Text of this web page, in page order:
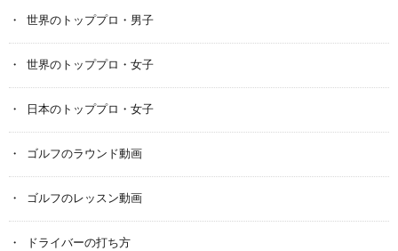
世界のトッププロ・男子
世界のトッププロ・女子
日本のトッププロ・女子
ゴルフのラウンド動画
ゴルフのレッスン動画
ドライバーの打ち方